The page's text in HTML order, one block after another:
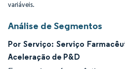
variáveis.
Análise de Segmentos
Por Serviço: Serviço
Aceleração de P&D